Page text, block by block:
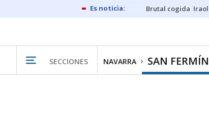
Brutal cogida
SECCIONES NAVARRA SAN FERMÍN